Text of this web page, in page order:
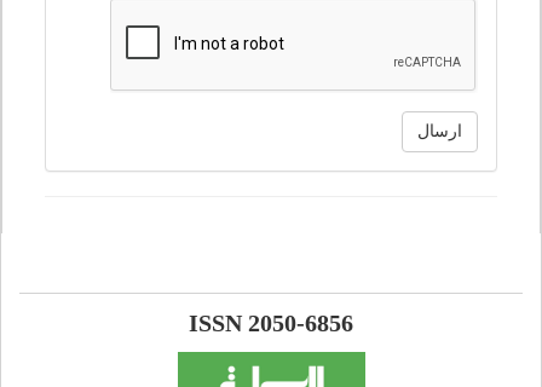
ارسال
ISSN 2050-6856